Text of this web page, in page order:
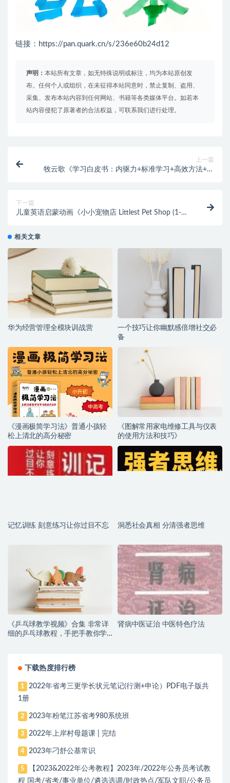
链接：https://pan.quark.cn/s/236e60b24d12
声明： 本站所有文章，如无特殊说明或标注，均为本站原创发
布。任何个人或组织，在未征得本站同意时，禁止复制、盗用、
采集、发布本站内容到任何网站、书籍等各类媒体平台。如若本
站内容侵犯了原著者的合法权益，可联系我们进行处理。
上一篇
牧云歌《学习白皮书：内驱力+标准学习+高效方法+学
下一篇
儿童英语启蒙动画《小小宠物店 Littlest Pet Shop (1-4
相关文章
华为经营管理全模块训战营
一个技巧让你幽默感倍增社交必
备
《漫画极简学习法》普通小孩轻
松上清北的高分秘密
《图解常用家电维修工具与仪表
的使用方法和技巧》
记忆训练 刻意练习让你过目不忘 洞悉社会真相 分清强者思维
《乒乓球教学视频》合集 非常详
细的乒乓球教程，手把手教你学
肾病中医证治 中医特色疗法
下载热度排行榜
1
2022年省考三更学长状元笔记(行测+申论）PDF电子版共
1册
2 2023年粉笔江苏省考980系统班
3 2022年上岸村母题课 | 完结
4 2023年刁舒公基常识
5
【2023&2022年公考教程】2023年/2022年公务员考试教
程 国考/省考/事业单位/遴选选调/时政热点/军队文职/公务员